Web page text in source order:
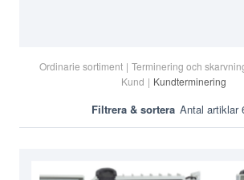
Ordinarie sortiment | Terminering och
Kund | Kundterminering
Filtrera & sortera Antal artiklar